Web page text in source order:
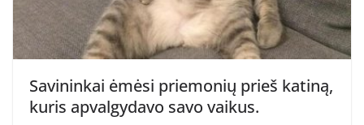
Savininkai ėmėsi priemonių prieš katiną,
kuris apvalgydavo savo vaikus.